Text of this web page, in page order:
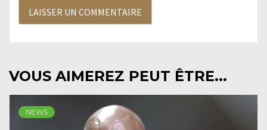
VOUS AIMEREZ PEUT ÊTRE...
NEWS